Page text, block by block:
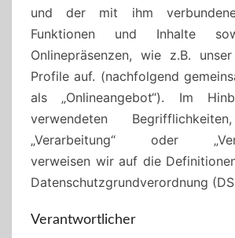
und der mit ihm
Funktionen und Inhalte
Onlinepräsenzen, wie z.B.
Profile auf. (nachfolgend
als „Onlineangebot“). Im
verwendeten
„Verarbeitung“ oder
verweisen wir auf die
Datenschutzgrundverordnung
Verantwortlicher